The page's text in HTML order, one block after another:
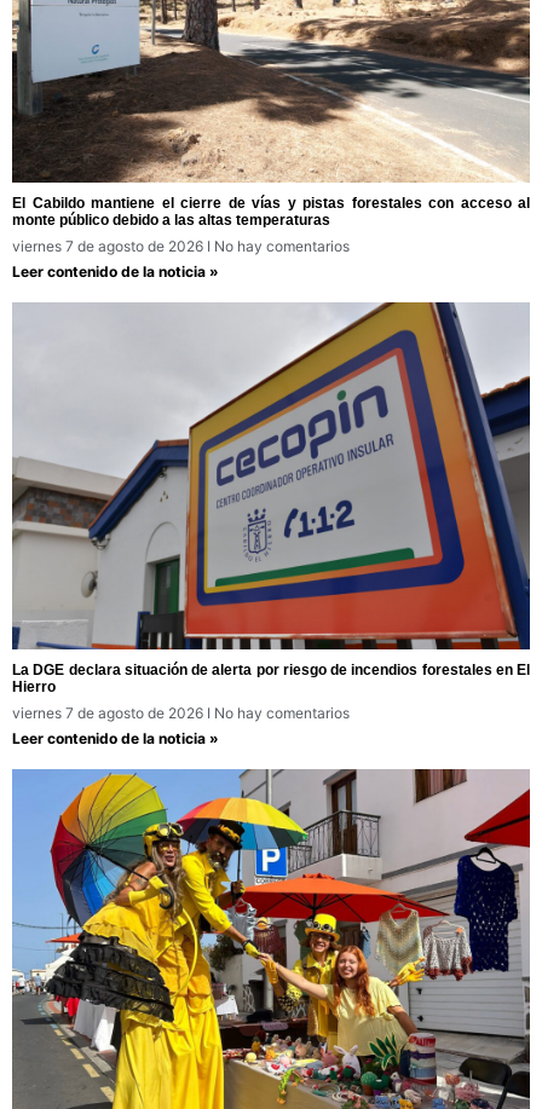
El Cabildo mantiene el cierre de vías y pistas forestales con acceso al
monte público debido a las altas temperaturas
viernes 7 de agosto de 2026
No hay comentarios
Leer contenido de la noticia »
La DGE declara situación de alerta por riesgo de incendios forestales en El
Hierro
viernes 7 de agosto de 2026
No hay comentarios
Leer contenido de la noticia »